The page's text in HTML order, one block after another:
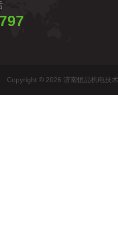
Copyright © 2026 济南恒品机电技